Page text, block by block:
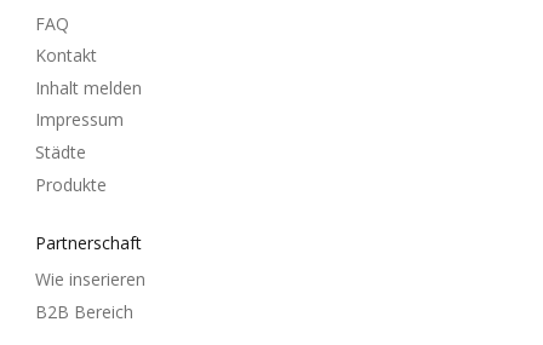
FAQ
Kontakt
Inhalt melden
Impressum
Städte
Produkte
Partnerschaft
Wie inserieren
B2B Bereich